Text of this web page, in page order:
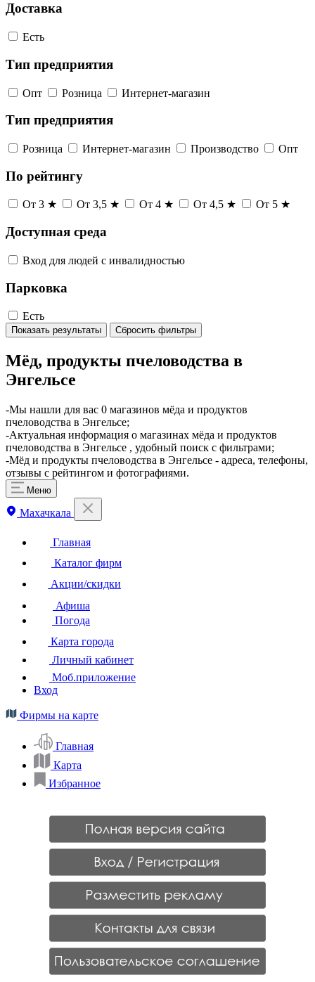
Доставка
Есть
Тип предприятия
Опт Розница Интернет-магазин
Тип предприятия
Розница Интернет-магазин Производство Опт
По рейтингу
От 3 ★ От 3,5 ★ От 4 ★ От 4,5 ★ От 5 ★
Доступная среда
Вход для людей с инвалидностью
Парковка
Есть
Показать результаты Сбросить фильтры
Мёд, продукты пчеловодства в
Энгельсе
​-Мы нашли для вас 0 магазинов мёда и продуктов
пчеловодства в Энгельсе;
-Актуальная информация о магазинах мёда и продуктов
пчеловодства в Энгельсе , удобный поиск с фильтрами;
-Мёд и продукты пчеловодства в Энгельсе - адреса, телефоны,
отзывы с рейтингом и фотографиями.
Меню
Махачкала
Главная
Каталог фирм
Акции/скидки
Афиша
Погода
Карта города
Личный кабинет
Моб.приложение
Вход
Фирмы на карте
Главная
Карта
Избранное